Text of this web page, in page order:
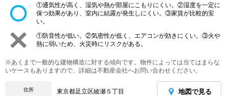
①通気性が高く、湿気や熱が部屋にこもりにくい。②湿度を一定に
保つ効果があり、室内に結露が発生しにくい。③家賃が比較的安
い。
①防音性が低い。②気密性が低く、エアコンが効きにくい。③火や
熱に弱いため、火災時にリスクがある。
※あくまで一般的な建物構造に対する傾向です。物件によっては当てはまらな
いケースもありますので、詳細は不動産会社へお問い合わせください。
住所 東京都足立区綾瀬５丁目 地図で見る